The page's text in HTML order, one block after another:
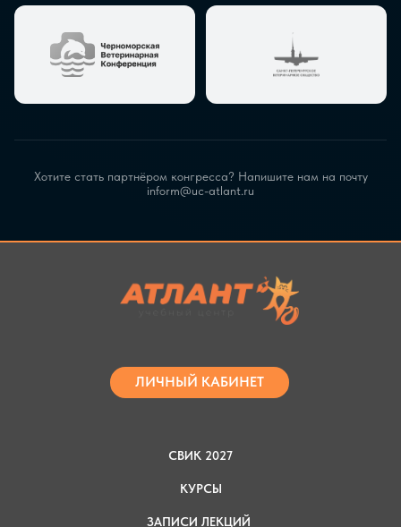
Хотите стать партнёром конгресса? Напишите нам на почту
inform@uc-atlant.ru
ЛИЧНЫЙ КАБИНЕТ
ЗАПИСИ ЛЕКЦИЙ
КУРСЫ
СВИК 2027